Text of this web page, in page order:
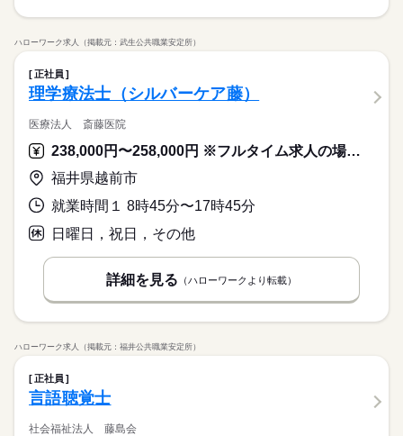
ハローワーク求人（掲載元：武生公共職業安定所）
正社員
理学療法士（シルバーケア藤）
医療法人 斎藤医院
238,000円〜258,000円 ※フルタイム求人の場合は月額（換算額）、パート求人の場合は時間額を表示しています。
福井県越前市
就業時間１ 8時45分〜17時45分
日曜日，祝日，その他
詳細を見る （ハローワークより転載）
ハローワーク求人（掲載元：福井公共職業安定所）
正社員
言語聴覚士
社会福祉法人 藤島会